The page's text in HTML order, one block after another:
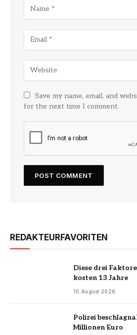
Save my name, email, and
for the next time I comment.
REDAKTEURFAVORITEN
Diese drei
kosten 13 Jahre
10 August 2026
Polizei
Millionen Euro